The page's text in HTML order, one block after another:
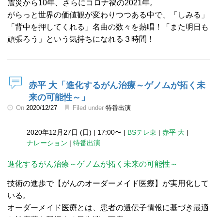
震災から10年、さらにコロナ禍の2021年。
がらっと世界の価値観が変わりつつある中で、「しみる」
「背中を押してくれる」名曲の数々を熱唱！「また明日も
頑張ろう」という気持ちになれる３時間！
赤平 大「進化するがん治療～ゲノムが拓く未
来の可能性～」
On 2020/12/27 Filed under 特番出演
2020年12月27日 (日) | 17:00〜 | BSテレ東 | 赤平 大 |
ナレーション | 特番出演
進化するがん治療～ゲノムが拓く未来の可能性～
技術の進歩で【がんのオーダーメイド医療】が実用化して
いる。
オーダーメイド医療とは、患者の遺伝子情報に基づき最適